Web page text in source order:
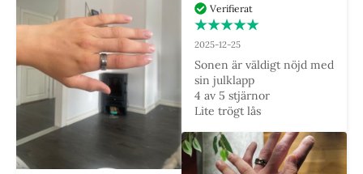
Verifierat
2025-12-25
Sonen är väldigt nöjd med
sin julklapp
4 av 5 stjärnor
Lite trögt lås